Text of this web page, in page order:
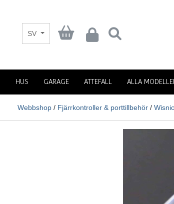
SV
HUS GARAGE ATTEFALL ALLA
Webbshop / Fjärrkontroller & porttillbehör /